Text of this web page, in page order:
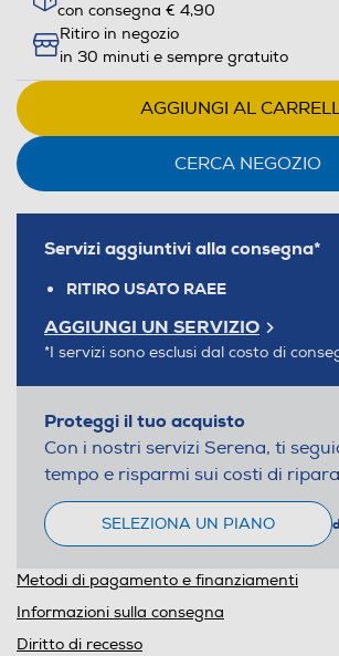
con consegna € 4,90
Ritiro in negozio
in 30 minuti e sempre gratuito
AGGIUNGI AL
CERCA NEGOZIO
Servizi aggiuntivi alla consegna*
RITIRO USATO RAEE
AGGIUNGI UN SERVIZIO
*I servizi sono esclusi dal costo di
Proteggi il tuo acquisto
Con i nostri servizi Serena, ti
tempo e risparmi sui costi di
SELEZIONA UN PIANO
Metodi di pagamento e finanziamenti
Informazioni sulla consegna
Diritto di recesso